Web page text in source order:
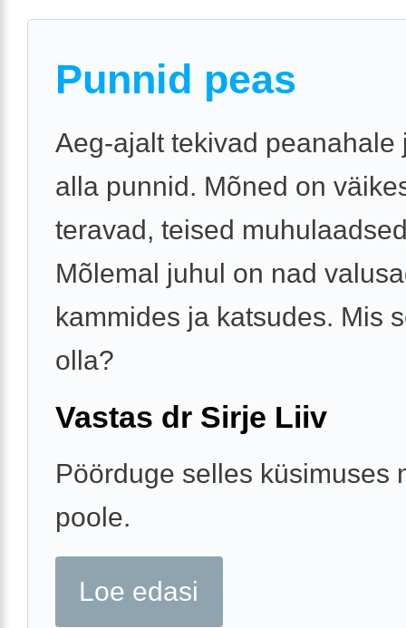
Punnid peas
Aeg-ajalt tekivad peanahale
alla punnid. Mõned on
teravad, teised
Mõlemal juhul on nad
kammides ja katsudes. Mis
olla?
Vastas dr Sirje Liiv
Pöörduge selles küsimuses
poole.
Loe edasi